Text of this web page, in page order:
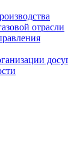
отрасли